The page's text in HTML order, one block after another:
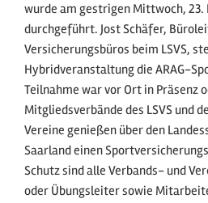
wurde am gestrigen Mittwoch, 23.
durchgeführt. Jost Schäfer,
Versicherungsbüros beim LSVS,
Hybridveranstaltung die ARAG-
Teilnahme war vor Ort in Präsenz
Mitgliedsverbände des LSVS und
Vereine genießen über den
Saarland einen
Schutz sind alle Verbands- und
oder Übungsleiter sowie